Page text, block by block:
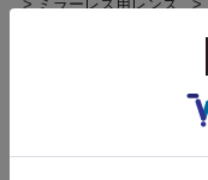
> ミラーレス用レンズ >